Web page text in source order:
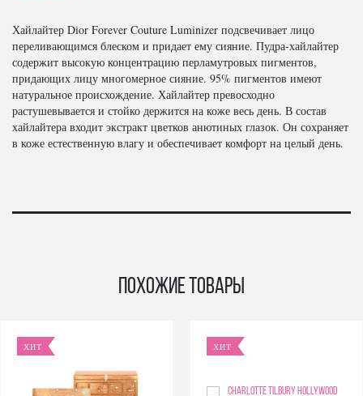
Хайлайтер Dior Forever Couture Luminizer подсвечивает лицо
переливающимся блеском и придает ему сияние. Пудра-хайлайтер
содержит высокую концентрацию перламутровых пигментов,
придающих лицу многомерное сияние. 95% пигментов имеют
натуральное происхождение. Хайлайтер превосходно
растушевывается и стойко держится на коже весь день. В состав
хайлайтера входит экстракт цветков анютиных глазок. Он сохраняет
в коже естественную влагу и обеспечивает комфорт на целый день.
Похожие товары
ХИТ ХИТ